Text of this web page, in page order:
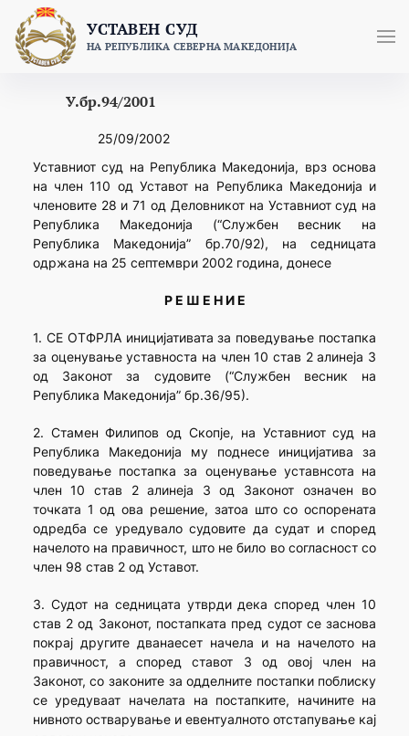
content
УСТАВЕН СУД
НА РЕПУБЛИКА СЕВЕРНА МАКЕДОНИЈА
У.бр.94/2001
25/09/2002
Уставниот суд на Република Македонија, врз основа
на член 110 од Уставот на Република Македонија и
членовите 28 и 71 од Деловникот на Уставниот суд на
Република Македонија (“Службен весник на
Република Македонија” бр.70/92), на седницата
одржана на 25 септември 2002 година, донесе
Р Е Ш Е Н И Е
1. СЕ ОТФРЛА иницијативата за поведување постапка
за оценување уставноста на член 10 став 2 алинеја 3
од Законот за судовите (“Службен весник на
Република Македонија” бр.36/95).
2. Стамен Филипов од Скопје, на Уставниот суд на
Република Македонија му поднесе иницијатива за
поведување постапка за оценување уставнсота на
член 10 став 2 алинеја 3 од Законот означен во
точката 1 од ова решение, затоа што со оспорената
одредба се уредувало судовите да судат и според
начелото на правичност, што не било во согласност со
член 98 став 2 од Уставот.
3. Судот на седницата утврди дека според член 10
став 2 од Законот, постапката пред судот се заснова
покрај другите дванаесет начела и на начелото на
правичност, а според ставот 3 од овој член на
Законот, со законите за одделните постапки поблиску
се уредуваат начелата на постапките, начините на
нивното остварување и евентуалното отстапување кај